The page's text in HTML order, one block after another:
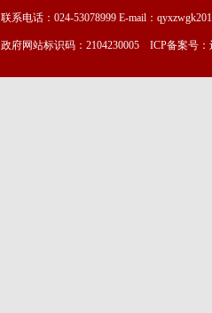
联系电话：024-53078999 E-mail：
政府网站标识码：2104230005 ICP备案号：